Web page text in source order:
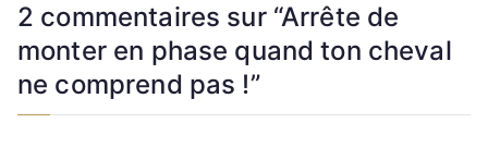
2 commentaires sur “Arrête de
monter en phase quand ton cheval
ne comprend pas !”